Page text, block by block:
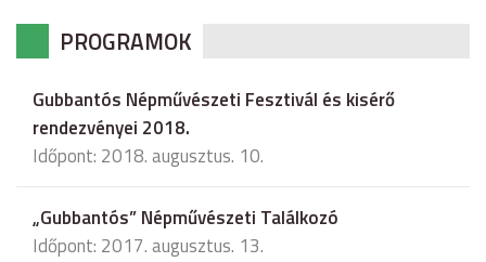
PROGRAMOK
Gubbantós Népművészeti Fesztivál és kisérő
rendezvényei 2018.
Időpont: 2018. augusztus. 10.
„Gubbantós” Népművészeti Találkozó
Időpont: 2017. augusztus. 13.